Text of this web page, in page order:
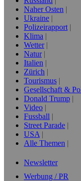
Naher Osten
Ukraine
Polizeirapport
Klima
Wetter
Natur
Italien
Zürich
Tourismus
Gesellschaft &
Donald Trump
Video
Fussball
Street Parade
USA
Alle Themen
Newsletter
Werbung / PR